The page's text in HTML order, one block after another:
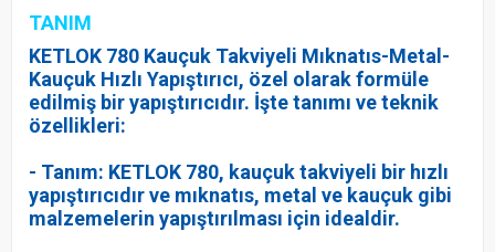
TANIM
KETLOK 780 Kauçuk Takviyeli Mıknatıs-Metal-
Kauçuk Hızlı Yapıştırıcı, özel olarak formüle
edilmiş bir yapıştırıcıdır. İşte tanımı ve teknik
özellikleri:
- Tanım: KETLOK 780, kauçuk takviyeli bir hızlı
yapıştırıcıdır ve mıknatıs, metal ve kauçuk gibi
malzemelerin yapıştırılması için idealdir.